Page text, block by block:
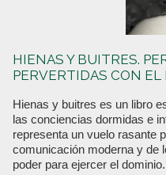
HIENAS Y BUITRES.
PERVERTIDAS CON EL
Hienas y buitres es un libro
las conciencias dormidas e
representa un vuelo rasante
comunicación moderna y de
poder para ejercer el dominio.